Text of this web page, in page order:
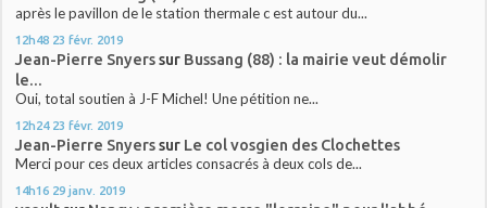
après le pavillon de le station thermale c est autour du...
12h48 23 févr. 2019
Jean-Pierre Snyerssur Bussang (88) : la mairie veut démolir
le...
Oui, total soutien à J-F Michel! Une pétition ne...
12h24 23 févr. 2019
Jean-Pierre Snyerssur Le col vosgien des Clochettes
Merci pour ces deux articles consacrés à deux cols de...
14h16 29 janv. 2019